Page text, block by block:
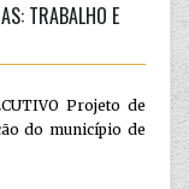
TRABALHO E
Projeto de
do município de